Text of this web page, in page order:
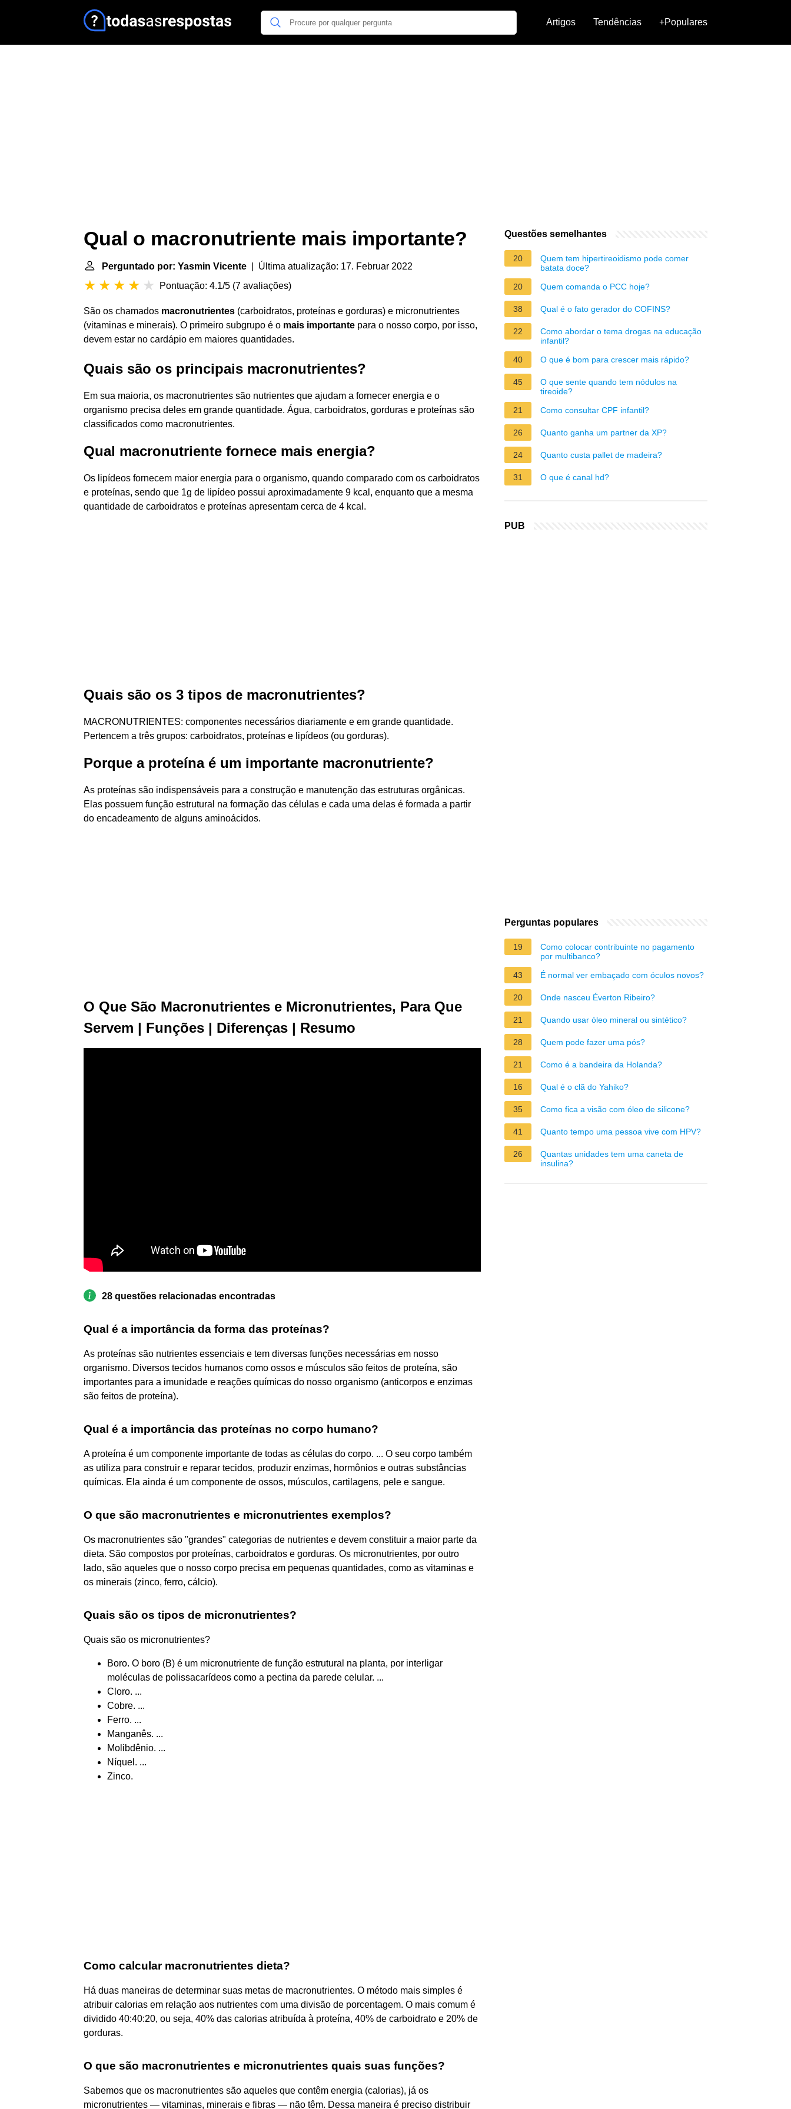
Artigos Tendências +Populares
Qual o macronutriente mais importante?
Perguntado por: Yasmin Vicente | Última atualização: 17. Februar 2022
Pontuação: 4.1/5 (7 avaliações)
São os chamados macronutrientes (carboidratos, proteínas e gorduras) e micronutrientes
(vitaminas e minerais). O primeiro subgrupo é o mais importante para o nosso corpo, por isso,
devem estar no cardápio em maiores quantidades.
Quais são os principais macronutrientes?
Em sua maioria, os macronutrientes são nutrientes que ajudam a fornecer energia e o
organismo precisa deles em grande quantidade. Água, carboidratos, gorduras e proteínas são
classificados como macronutrientes.
Qual macronutriente fornece mais energia?
Os lipídeos fornecem maior energia para o organismo, quando comparado com os carboidratos
e proteínas, sendo que 1g de lipídeo possui aproximadamente 9 kcal, enquanto que a mesma
quantidade de carboidratos e proteínas apresentam cerca de 4 kcal.
Quais são os 3 tipos de macronutrientes?
MACRONUTRIENTES: componentes necessários diariamente e em grande quantidade.
Pertencem a três grupos: carboidratos, proteínas e lipídeos (ou gorduras).
Porque a proteína é um importante macronutriente?
As proteínas são indispensáveis para a construção e manutenção das estruturas orgânicas.
Elas possuem função estrutural na formação das células e cada uma delas é formada a partir
do encadeamento de alguns aminoácidos.
O Que São Macronutrientes e Micronutrientes, Para Que
Servem | Funções | Diferenças | Resumo
28 questões relacionadas encontradas
Qual é a importância da forma das proteínas?
As proteínas são nutrientes essenciais e tem diversas funções necessárias em nosso
organismo. Diversos tecidos humanos como ossos e músculos são feitos de proteína, são
importantes para a imunidade e reações químicas do nosso organismo (anticorpos e enzimas
são feitos de proteína).
Qual é a importância das proteínas no corpo humano?
A proteína é um componente importante de todas as células do corpo. ... O seu corpo também
as utiliza para construir e reparar tecidos, produzir enzimas, hormônios e outras substâncias
químicas. Ela ainda é um componente de ossos, músculos, cartilagens, pele e sangue.
O que são macronutrientes e micronutrientes exemplos?
Os macronutrientes são "grandes" categorias de nutrientes e devem constituir a maior parte da
dieta. São compostos por proteínas, carboidratos e gorduras. Os micronutrientes, por outro
lado, são aqueles que o nosso corpo precisa em pequenas quantidades, como as vitaminas e
os minerais (zinco, ferro, cálcio).
Quais são os tipos de micronutrientes?
Quais são os micronutrientes?
Boro. O boro (B) é um micronutriente de função estrutural na planta, por interligar
moléculas de polissacarídeos como a pectina da parede celular. ...
Cloro. ...
Cobre. ...
Ferro. ...
Manganês. ...
Molibdênio. ...
Níquel. ...
Zinco.
Como calcular macronutrientes dieta?
Há duas maneiras de determinar suas metas de macronutrientes. O método mais simples é
atribuir calorias em relação aos nutrientes com uma divisão de porcentagem. O mais comum é
dividido 40:40:20, ou seja, 40% das calorias atribuída à proteína, 40% de carboidrato e 20% de
gorduras.
O que são macronutrientes e micronutrientes quais suas funções?
Sabemos que os macronutrientes são aqueles que contêm energia (calorias), já os
micronutrientes — vitaminas, minerais e fibras — não têm. Dessa maneira é preciso distribuir
Questões semelhantes
20
Quem tem hipertireoidismo pode comer
batata doce?
20
Quem comanda o PCC hoje?
38 Qual é o fato gerador do COFINS?
22
Como abordar o tema drogas na educação
infantil?
40
O que é bom para crescer mais rápido?
45
O que sente quando tem nódulos na
tireoide?
21
Como consultar CPF infantil?
26 Quanto ganha um partner da XP?
24 Quanto custa pallet de madeira?
31 O que é canal hd?
PUB
Perguntas populares
19
Como colocar contribuinte no pagamento
por multibanco?
43
É normal ver embaçado com óculos novos?
20 Onde nasceu Éverton Ribeiro?
21 Quando usar óleo mineral ou sintético?
28 Quem pode fazer uma pós?
21 Como é a bandeira da Holanda?
16 Qual é o clã do Yahiko?
35 Como fica a visão com óleo de silicone?
41 Quanto tempo uma pessoa vive com HPV?
26
Quantas unidades tem uma caneta de
insulina?